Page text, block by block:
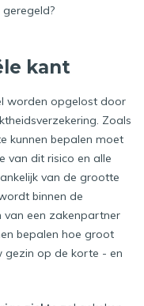
kant
worden opgelost door
Zoals
kunnen bepalen moet
van dit risico en alle
van de grootte
binnen de
van een zakenpartner
bepalen hoe groot
gezin op de korte - en